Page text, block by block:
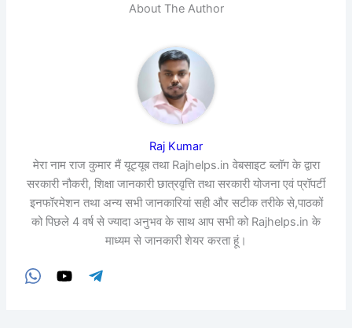
About The Author
Raj Kumar
मेरा नाम राज कुमार मैं यूट्यूब तथा Rajhelps.in वेबसाइट ब्लॉग के द्वारा
सरकारी नौकरी, शिक्षा जानकारी छात्रवृत्ति तथा सरकारी योजना एवं प्रॉपर्टी
इनफॉरमेशन तथा अन्य सभी जानकारियां सही और सटीक तरीके से,पाठकों
को पिछले 4 वर्ष से ज्यादा अनुभव के साथ आप सभी को Rajhelps.in के
माध्यम से जानकारी शेयर करता हूं।